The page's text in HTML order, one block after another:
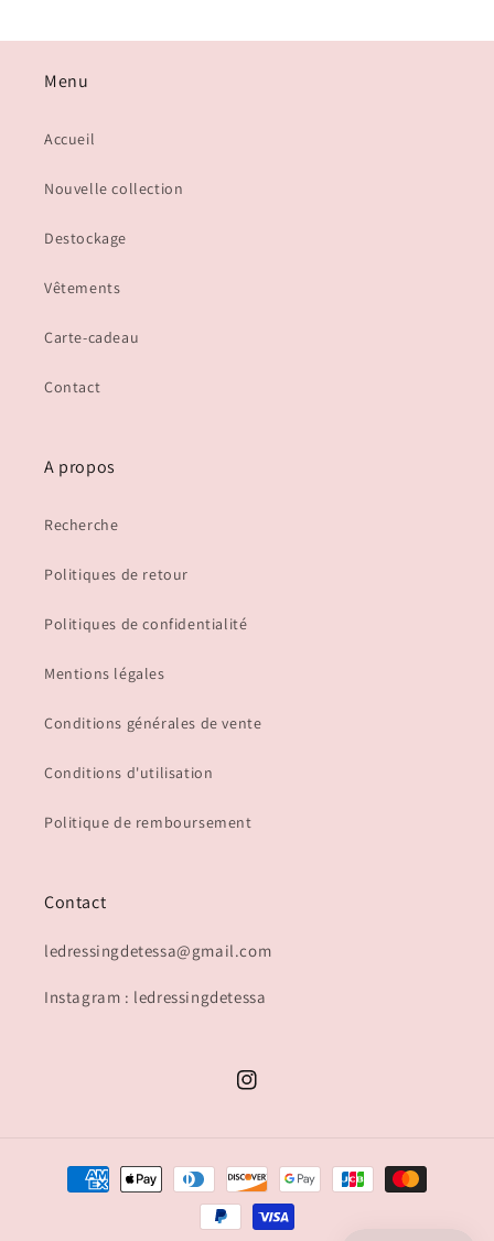
Menu
Accueil
Nouvelle collection
Destockage
Vêtements
Carte-cadeau
Contact
A propos
Recherche
Politiques de retour
Politiques de confidentialité
Mentions légales
Conditions générales de vente
Conditions d'utilisation
Politique de remboursement
Contact
ledressingdetessa@gmail.com
Instagram : ledressingdetessa
Instagram
Moyens